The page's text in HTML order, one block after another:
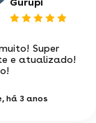
Super
e atualizado!
, há 3 anos